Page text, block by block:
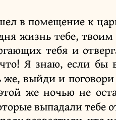
в помещение к
жизнь тебе,
тебя и
Я знаю, если
же, выйди и
же ночью не
выпадали тебе